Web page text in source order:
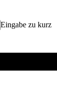
Eingabe zu kurz